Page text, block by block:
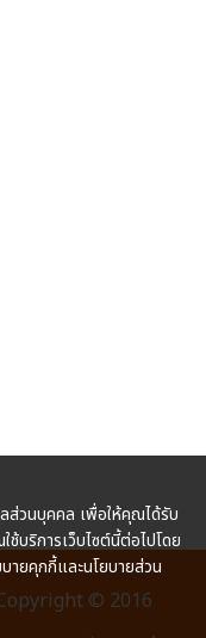
© 2016
ส่วนบุคคล เพื่อให้คุณได้รับ
บริการเว็บไซต์นี้ต่อไปโดย
ายคุกกี้และนโยบายส่วน